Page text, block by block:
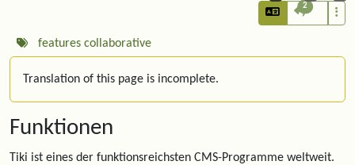
2
features collaborative
Translation of this page is incomplete.
Funktionen
Tiki ist eines der funktionsreichsten CMS-Programme weltweit.